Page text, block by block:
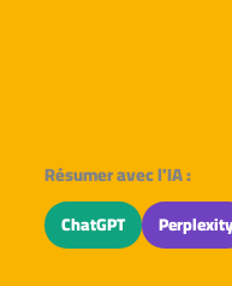
Résumer avec l'IA :
ChatGPT Perplexity